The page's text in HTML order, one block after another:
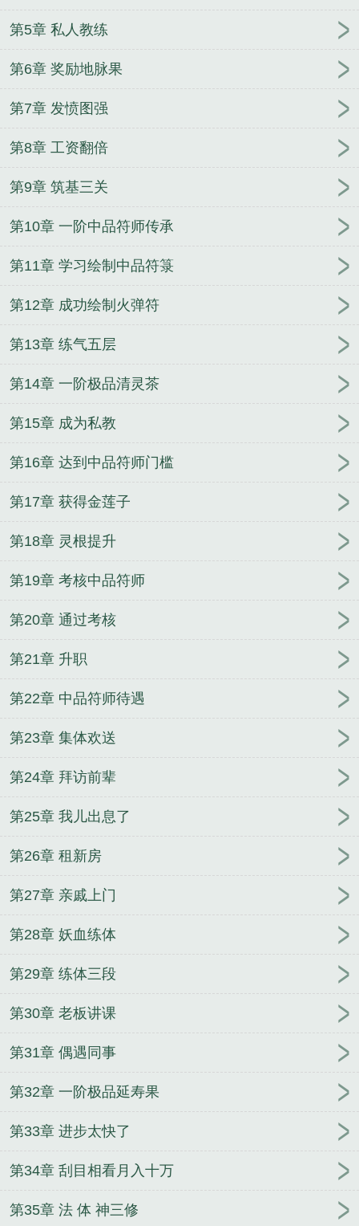
第5章 私人教练
第6章 奖励地脉果
第7章 发愤图强
第8章 工资翻倍
第9章 筑基三关
第10章 一阶中品符师传承
第11章 学习绘制中品符箓
第12章 成功绘制火弹符
第13章 练气五层
第14章 一阶极品清灵茶
第15章 成为私教
第16章 达到中品符师门槛
第17章 获得金莲子
第18章 灵根提升
第19章 考核中品符师
第20章 通过考核
第21章 升职
第22章 中品符师待遇
第23章 集体欢送
第24章 拜访前辈
第25章 我儿出息了
第26章 租新房
第27章 亲戚上门
第28章 妖血练体
第29章 练体三段
第30章 老板讲课
第31章 偶遇同事
第32章 一阶极品延寿果
第33章 进步太快了
第34章 刮目相看月入十万
第35章 法 体 神三修